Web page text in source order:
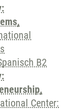
B2
Center: